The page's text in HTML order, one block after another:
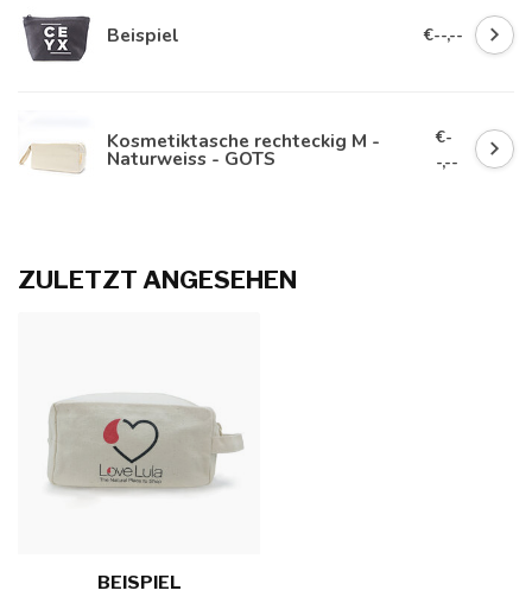
Beispiel €--,--
Kosmetiktasche rechteckig M -
Naturweiss - GOTS
€-
-,--
ZULETZT ANGESEHEN
BEISPIEL